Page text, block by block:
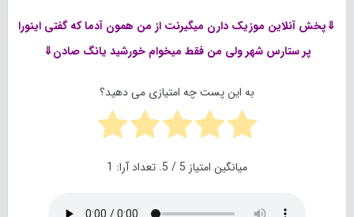
⇓پخش آنلاین موزیک دارن میگیرنت از من همون آدما که گفتی اینورا
پر ستارس شهر ولی من فقط میخوام خورشید یانگ صادن⇓
به این پست چه امتیازی می دهید؟
میانگین امتیاز 5 / 5. تعداد آرا: 1